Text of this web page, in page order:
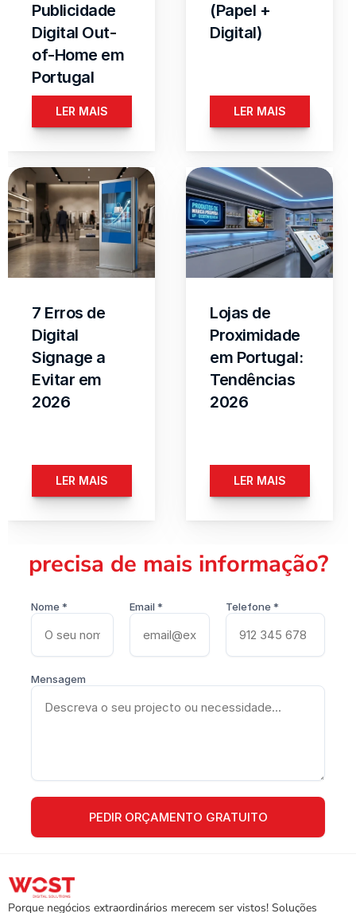
Publicidade
Digital Out-
of-Home em
Portugal
LER MAIS
(Papel +
Digital)
LER MAIS
7 Erros de
Digital
Signage a
Evitar em
2026
LER MAIS
Lojas de
Proximidade
em Portugal:
Tendências
2026
LER MAIS
precisa de mais informação?
Nome * Email * Telefone *
Mensagem
Porque negócios extraordinários merecem ser vistos! Soluções